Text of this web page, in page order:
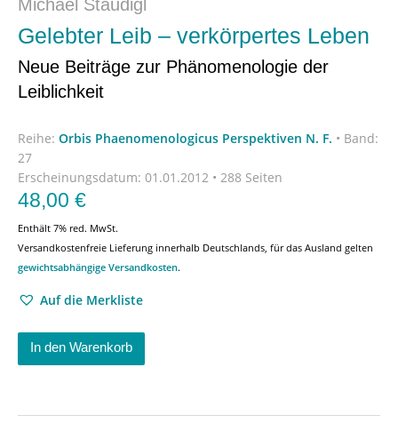
Michael Staudigl
Gelebter Leib – verkörpertes Leben
Neue Beiträge zur Phänomenologie der
Leiblichkeit
Reihe: Orbis Phaenomenologicus Perspektiven N. F. • Band:
27
Erscheinungsdatum: 01.01.2012 • 288 Seiten
48,00 €
Enthält 7% red. MwSt.
Versandkostenfreie Lieferung innerhalb Deutschlands, für das Ausland gelten
gewichtsabhängige Versandkosten.
Auf die Merkliste
In den Warenkorb